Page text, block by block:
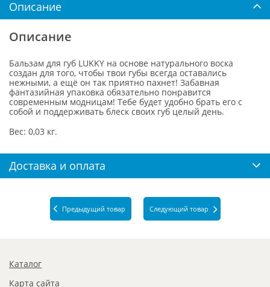
Описание
Описание
Бальзам для губ LUKKY на основе натурального воска
создан для того, чтобы твои губы всегда оставались
нежными, а ещё он так приятно пахнет! Забавная
фантазийная упаковка обязательно понравится
современным модницам! Тебе будет удобно брать его с
собой и поддерживать блеск своих губ целый день.
Вес: 0,03 кг.
Доставка и оплата
Предыдущий товар Следующий товар
Каталог
Карта сайта